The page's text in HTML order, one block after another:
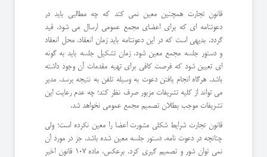
قانون تجارت همچنین معین نمی کند که چه مطالبی باید در
دعوتنامه ای که برای اعضای مجمع عمومی ارسال می شود، قید
گردد. بدیهی است که در این دعوتنامه باید زمان انعقاد، محل انعقاد
و دستور جلسه مجمع معین شود. زمان تشکیل جلسه باید به گونه
ای تعیین شود که فرصت کافی برای تهیه مقدمات آن وجود داشته
باشد. هرگاه انجام یافتن دعوت به وسیله تلفن به نتیجه برسد، مدیر
می تواند از کلیه تشریفات مزبور صرف نظر کند؛ چه عدم رعایت این
تشریفات موجب بطلان تصمیم مجمع عمومی نخواهد شد.
قانون تجارت شرایط شکلی مشورت اعضا را معین نکرده است؛ ولی
چنانچه در دعوت نامه، دستور جلسه معین شده باشد، جز در مورد آن
نمی توان شور و تصمیم گیری کرد. برعکس، ماده 107 قانون اخیر